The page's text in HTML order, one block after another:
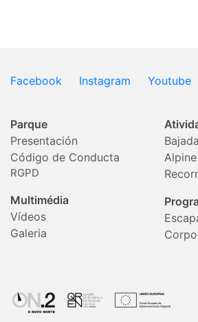
Facebook Instagram Youtube
Parque
Presentación
Código de Conducta
RGPD
Multimédia
Vídeos
Galeria